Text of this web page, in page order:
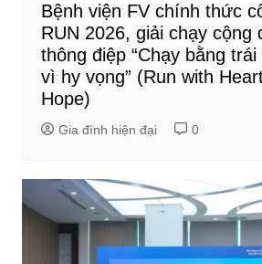
Bệnh viện FV chính thức
RUN 2026, giải chạy cộng
thông điệp “Chạy bằng
vì hy vọng” (Run with
Hope)
Gia đình hiện đại 0